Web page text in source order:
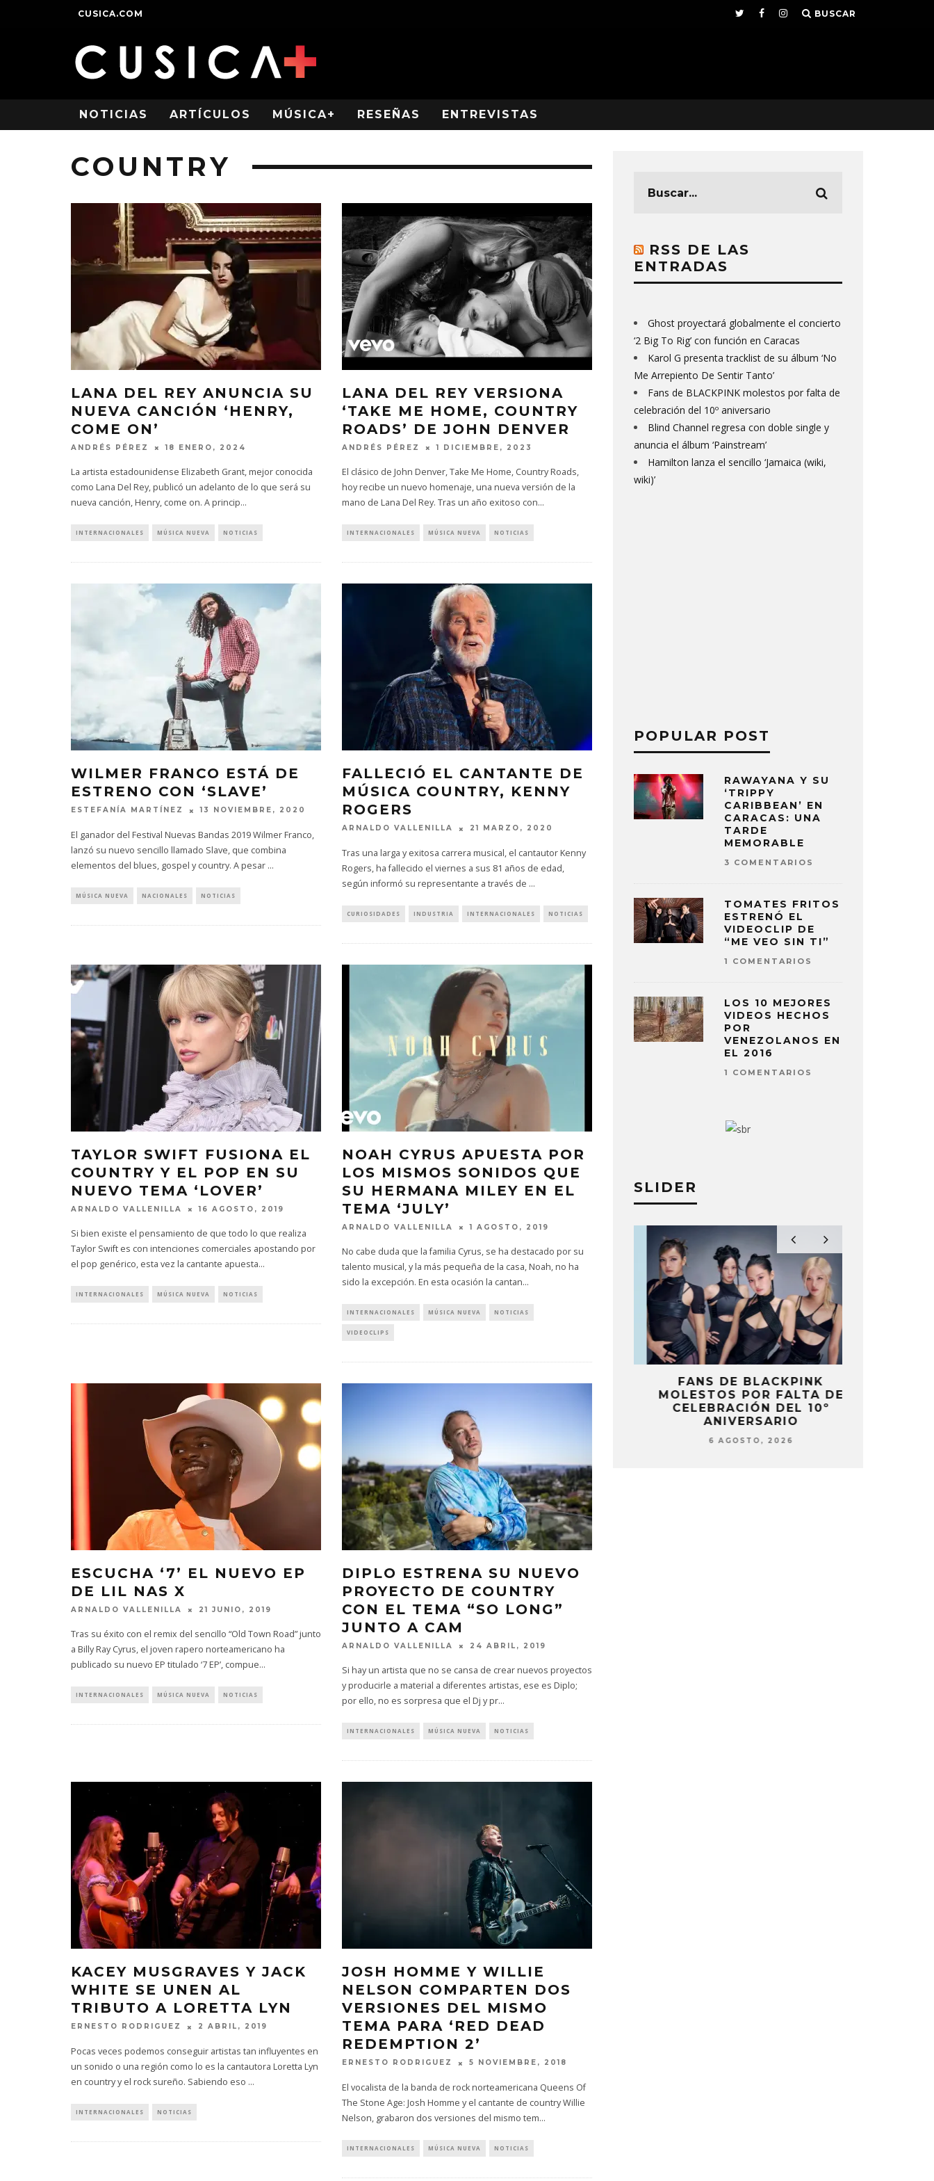
CUSICA.COM BUSCAR
NOTICIAS ARTÍCULOS MÚSICA+ RESEÑAS ENTREVISTAS
COUNTRY
LANA DEL REY ANUNCIA SU
NUEVA CANCIÓN ‘HENRY,
COME ON’
ANDRÉS PÉREZ 18 ENERO, 2024
La artista estadounidense Elizabeth Grant, mejor conocida
como Lana Del Rey, publicó un adelanto de lo que será su
nueva canción, Henry, come on. A princip...
INTERNACIONALES MÚSICA NUEVA NOTICIAS
LANA DEL REY VERSIONA
‘TAKE ME HOME, COUNTRY
ROADS’ DE JOHN DENVER
ANDRÉS PÉREZ 1 DICIEMBRE, 2023
El clásico de John Denver, Take Me Home, Country Roads,
hoy recibe un nuevo homenaje, una nueva versión de la
mano de Lana Del Rey. Tras un año exitoso con...
INTERNACIONALES MÚSICA NUEVA NOTICIAS
WILMER FRANCO ESTÁ DE
ESTRENO CON ‘SLAVE’
ESTEFANÍA MARTÍNEZ 13 NOVIEMBRE, 2020
El ganador del Festival Nuevas Bandas 2019 Wilmer Franco,
lanzó su nuevo sencillo llamado Slave, que combina
elementos del blues, gospel y country. A pesar ...
MÚSICA NUEVA NACIONALES NOTICIAS
FALLECIÓ EL CANTANTE DE
MÚSICA COUNTRY, KENNY
ROGERS
ARNALDO VALLENILLA 21 MARZO, 2020
Tras una larga y exitosa carrera musical, el cantautor Kenny
Rogers, ha fallecido el viernes a sus 81 años de edad,
según informó su representante a través de ...
CURIOSIDADES INDUSTRIA INTERNACIONALES NOTICIAS
TAYLOR SWIFT FUSIONA EL
COUNTRY Y EL POP EN SU
NUEVO TEMA ‘LOVER’
ARNALDO VALLENILLA 16 AGOSTO, 2019
Si bien existe el pensamiento de que todo lo que realiza
Taylor Swift es con intenciones comerciales apostando por
el pop genérico, esta vez la cantante apuesta...
INTERNACIONALES MÚSICA NUEVA NOTICIAS
NOAH CYRUS APUESTA POR
LOS MISMOS SONIDOS QUE
SU HERMANA MILEY EN EL
TEMA ‘JULY’
ARNALDO VALLENILLA 1 AGOSTO, 2019
No cabe duda que la familia Cyrus, se ha destacado por su
talento musical, y la más pequeña de la casa, Noah, no ha
sido la excepción. En esta ocasión la cantan...
INTERNACIONALES MÚSICA NUEVA NOTICIAS
VIDEOCLIPS
ESCUCHA ‘7’ EL NUEVO EP
DE LIL NAS X
ARNALDO VALLENILLA 21 JUNIO, 2019
Tras su éxito con el remix del sencillo “Old Town Road” junto
a Billy Ray Cyrus, el joven rapero norteamericano ha
publicado su nuevo EP titulado ‘7 EP’, compue...
INTERNACIONALES MÚSICA NUEVA NOTICIAS
DIPLO ESTRENA SU NUEVO
PROYECTO DE COUNTRY
CON EL TEMA “SO LONG”
JUNTO A CAM
ARNALDO VALLENILLA 24 ABRIL, 2019
Si hay un artista que no se cansa de crear nuevos proyectos
y producirle a material a diferentes artistas, ese es Diplo;
por ello, no es sorpresa que el Dj y pr...
INTERNACIONALES MÚSICA NUEVA NOTICIAS
KACEY MUSGRAVES Y JACK
WHITE SE UNEN AL
TRIBUTO A LORETTA LYN
ERNESTO RODRIGUEZ 2 ABRIL, 2019
Pocas veces podemos conseguir artistas tan influyentes en
un sonido o una región como lo es la cantautora Loretta Lyn
en country y el rock sureño. Sabiendo eso ...
INTERNACIONALES NOTICIAS
JOSH HOMME Y WILLIE
NELSON COMPARTEN DOS
VERSIONES DEL MISMO
TEMA PARA ‘RED DEAD
REDEMPTION 2’
ERNESTO RODRIGUEZ 5 NOVIEMBRE, 2018
El vocalista de la banda de rock norteamericana Queens Of
The Stone Age: Josh Homme y el cantante de country Willie
Nelson, grabaron dos versiones del mismo tem...
INTERNACIONALES MÚSICA NUEVA NOTICIAS
RSS DE LAS
ENTRADAS
Ghost proyectará globalmente el concierto
‘2 Big To Rig’ con función en Caracas
Karol G presenta tracklist de su álbum ‘No
Me Arrepiento De Sentir Tanto’
Fans de BLACKPINK molestos por falta de
celebración del 10º aniversario
Blind Channel regresa con doble single y
anuncia el álbum ‘Painstream’
Hamilton lanza el sencillo ‘Jamaica (wiki,
wiki)’
POPULAR POST
RAWAYANA Y SU
‘TRIPPY
CARIBBEAN’ EN
CARACAS: UNA
TARDE
MEMORABLE
3 COMENTARIOS
TOMATES FRITOS
ESTRENÓ EL
VIDEOCLIP DE
“ME VEO SIN TI”
1 COMENTARIOS
LOS 10 MEJORES
VIDEOS HECHOS
POR
VENEZOLANOS EN
EL 2016
1 COMENTARIOS
SLIDER
EDGAR BAJO EL AGUA ABRE
UN NUEVO CAPÍTULO CON
6 AGOSTO, 2026
GHOST PROYECTARÁ
GLOBALMENTE EL
CONCIERTO ‘2 BIG TO RIG’
CON FUNCIÓN EN CARACAS
6 AGOSTO, 2026
KAROL G PRESENTA
‘NO ME ARREPIENTO DE
SENTIR TANTO’
FANS DE BLACKPINK
MOLESTOS POR FALTA DE
CELEBRACIÓN DEL 10º
ANIVERSARIO
6 AGOSTO, 2026